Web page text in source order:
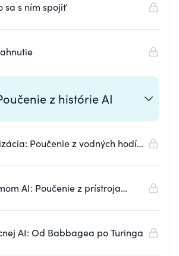
sa s ním spojiť
z histórie AI
Poučenie z vodných hodín
AI: Poučenie z prístroja
AI: Od Babbagea po Turinga